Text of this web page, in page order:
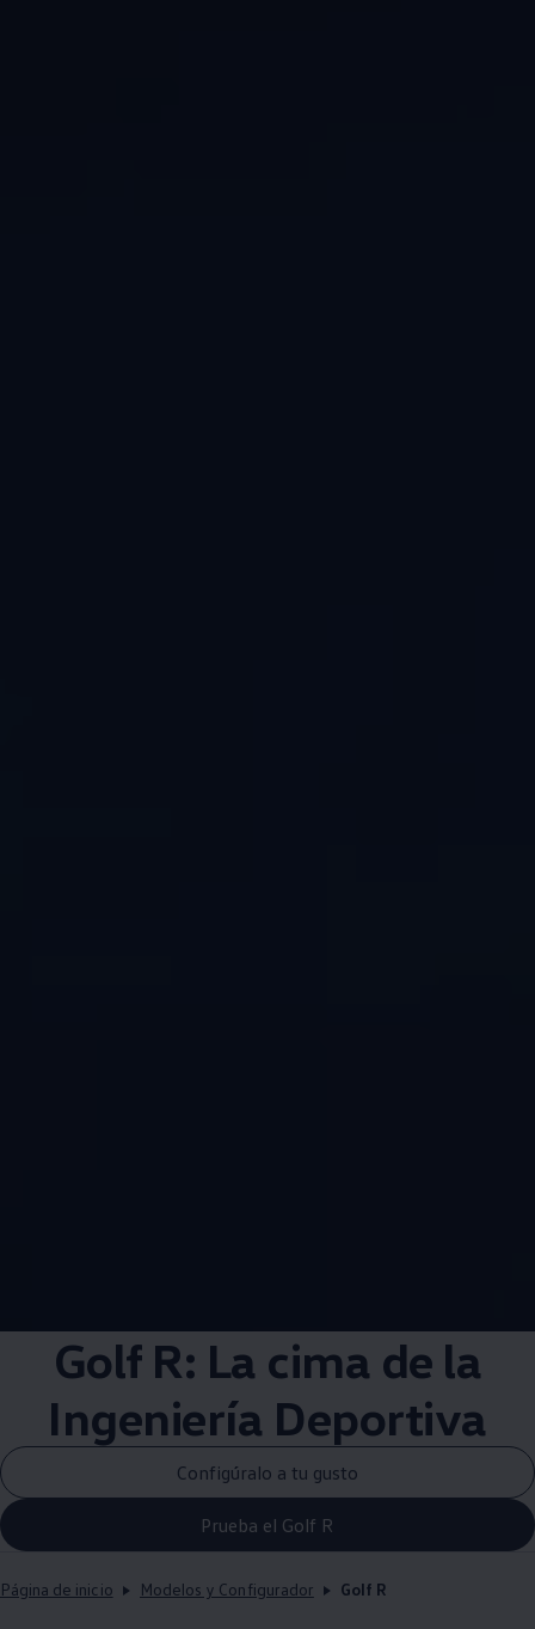
Golf R: La cima de la
Ingeniería Deportiva
Configúralo a tu gusto
Prueba el Golf R
Página de inicio Modelos y Configurador Golf R